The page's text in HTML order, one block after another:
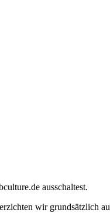
ausschaltest.
wir grundsätzlich